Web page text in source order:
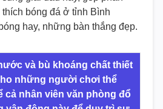
bóng đá ở tỉnh Bình
hay, những bàn thắng đẹp.
và bù khoáng chất thiết
những người chơi thể
cả nhân viên văn phòng đổ